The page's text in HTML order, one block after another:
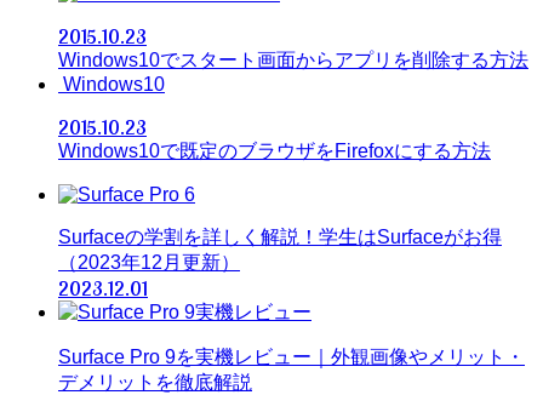
2015.10.23
Windows10でスタート画面からアプリを削除する方法
Windows10
2015.10.23
Windows10で既定のブラウザをFirefoxにする方法
Surfaceの学割を詳しく解説！学生はSurfaceがお得
（2023年12月更新）
2023.12.01
Surface Pro 9を実機レビュー｜外観画像やメリット・
デメリットを徹底解説